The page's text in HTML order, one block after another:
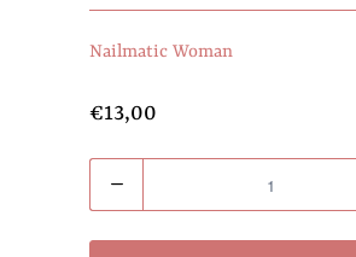
Nailmatic Woman
€13,00